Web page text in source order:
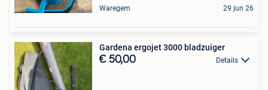
Waregem 29 jun 26
Gardena ergojet 3000 bladzuiger
€ 50,00 Details